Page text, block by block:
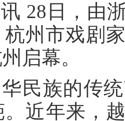
28日，由
州市戏剧
启幕。
民族的传
近年来，